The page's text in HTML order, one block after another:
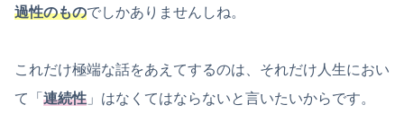
過性のものでしかありませんしね。
これだけ極端な話をあえてするのは、それだけ人生におい
て「 連続性 」はなくてはならないと言いたいからです。